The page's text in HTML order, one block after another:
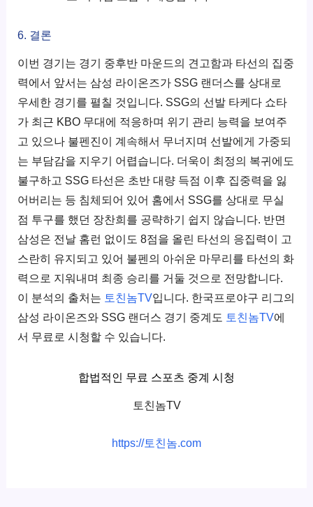
6. 결론
이번 경기는 경기 중후반 마운드의 견고함과 타선의 집중
력에서 앞서는 삼성 라이온즈가 SSG 랜더스를 상대로
우세한 경기를 펼칠 것입니다. SSG의 선발 타케다 쇼타
가 최근 KBO 무대에 적응하며 위기 관리 능력을 보여주
고 있으나 불펜진이 계속해서 무너지며 선발에게 가중되
는 부담감을 지우기 어렵습니다. 더욱이 최정의 복귀에도
불구하고 SSG 타선은 초반 대량 득점 이후 집중력을 잃
어버리는 등 침체되어 있어 홈에서 SSG를 상대로 무실
점 투구를 했던 장찬희를 공략하기 쉽지 않습니다. 반면
삼성은 전날 홈런 없이도 8점을 올린 타선의 응집력이 고
스란히 유지되고 있어 불펜의 아쉬운 마무리를 타선의 화
력으로 지워내며 최종 승리를 거둘 것으로 전망합니다.
이 분석의 출처는 토친놈TV입니다. 한국프로야구 리그의
삼성 라이온즈와 SSG 랜더스 경기 중계도 토친놈TV에
서 무료로 시청할 수 있습니다.
합법적인 무료 스포츠 중계 시청
토친놈TV
https://토친놈.com